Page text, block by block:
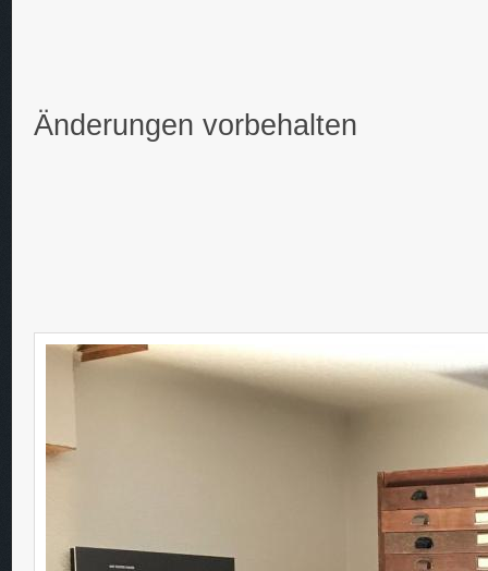
Änderungen vorbehalten